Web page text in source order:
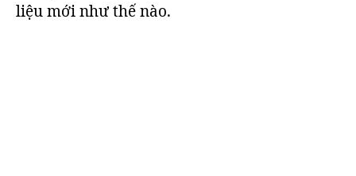
liệu mới như thế nào.